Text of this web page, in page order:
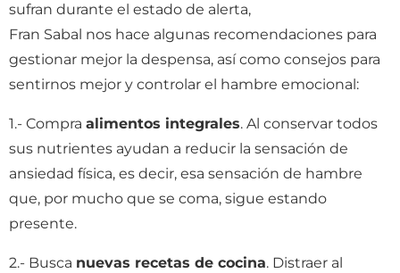
sufran durante el estado de alerta,
Fran Sabal nos hace algunas recomendaciones para
gestionar mejor la despensa, así como consejos para
sentirnos mejor y controlar el hambre emocional:
1.- Compra alimentos integrales. Al conservar todos
sus nutrientes ayudan a reducir la sensación de
ansiedad física, es decir, esa sensación de hambre
que, por mucho que se coma, sigue estando
presente.
2.- Busca nuevas recetas de cocina. Distraer al